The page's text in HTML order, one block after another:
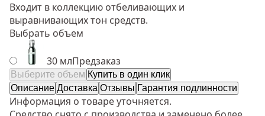
Входит в коллекцию отбеливающих и
выравнивающих тон средств.
Выбрать объем
30 млПредзаказ
Выберите объем Купить в один клик
Описание Доставка Отзывы Гарантия подлинности
Информация о товаре уточняется.